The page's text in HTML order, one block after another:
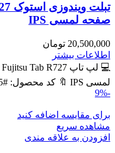
صفحه لمسی IPS
20,500,000 تومان
اطلاعات بیشتر
لمسی IPS 🔖 کد محصول: #40765 💎
-9%
برای مقایسه اضافه کنید
مشاهده سریع
افزودن به علاقه مندی